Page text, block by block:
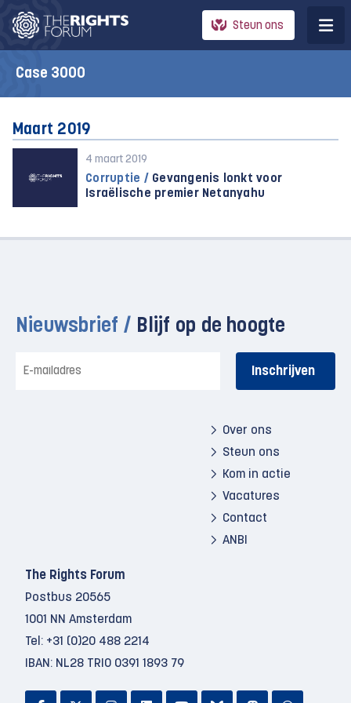
Steun ons
Case 3000
Maart 2019
4 maart 2019
Corruptie / Gevangenis lonkt voor
Israëlische premier Netanyahu
Nieuwsbrief / Blijf op de hoogte
mailadres
Over ons
Steun ons
Kom in actie
Vacatures
Contact
ANBI
The Rights Forum
Postbus 20565
1001 NN Amsterdam
Tel: +31 (0)20 488 2214
IBAN: NL28 TRIO 0391 1893 79